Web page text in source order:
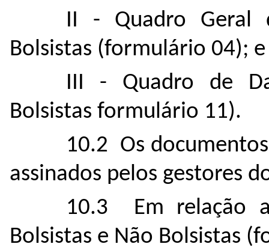
II - Quadro Geral
Bolsistas (formulário 04); e
III - Quadro de
Bolsistas formulário 11).
10.2 Os
assinados pelos gestores
10.3 Em relação
Bolsistas e Não Bolsistas